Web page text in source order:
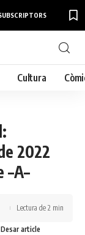
Cultura
2022
–A–
Lectura de 2 min